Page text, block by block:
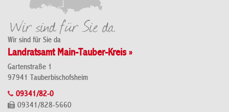
Wir sind für Sie da
Landratsamt Main-Tauber-Kreis »
Gartenstraße 1
97941 Tauberbischofsheim
09341/82-0
09341/828-5660